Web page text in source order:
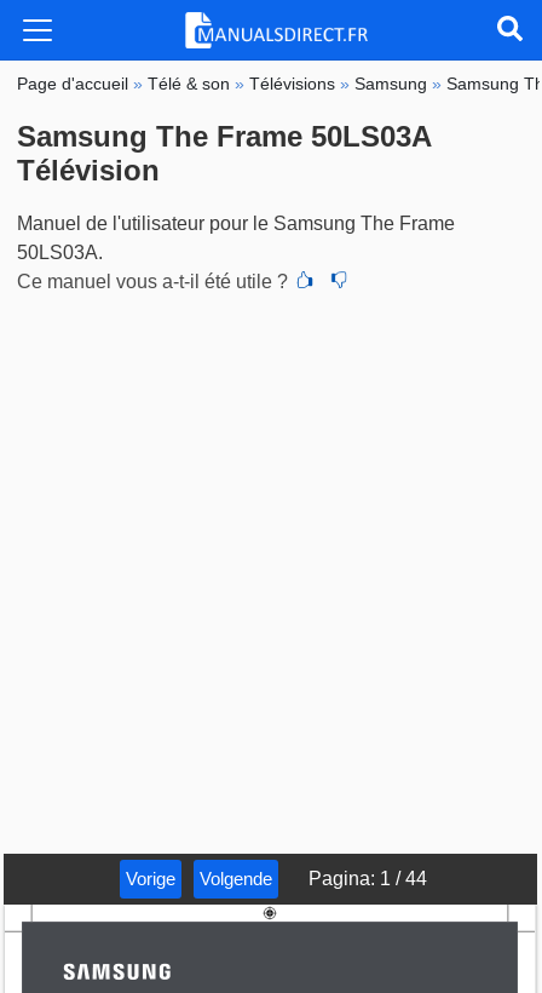
Page d'accueil »Télé & son »Télévisions »Samsung »Samsung
Samsung The Frame 50LS03A
Télévision
Manuel de l'utilisateur pour le Samsung The Frame
50LS03A.
Ce manuel vous a-t-il été utile ?
Vorige Volgende Pagina: 1 /44